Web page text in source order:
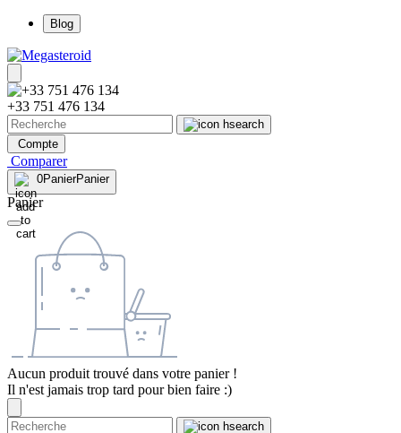
Blog
+33 751 476 134
Compte
Comparer
0PanierPanier
Panier
Aucun produit trouvé dans votre panier !
Il n'est jamais trop tard pour bien faire :)